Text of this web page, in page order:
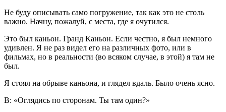
Не буду описывать само погружение, так как это не столь
важно. Начну, пожалуй, с места, где я очутился.
Это был каньон. Гранд Каньон. Если честно, я был немного
удивлен. Я не раз видел его на различных фото, или в
фильмах, но в реальности (во всяком случае, в этой) я там не
был.
Я стоял на обрыве каньона, и глядел вдаль. Было очень ясно.
В: «Оглядись по сторонам. Ты там один?»